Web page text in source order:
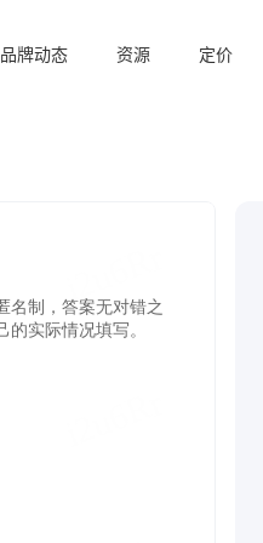
品牌动态 资源 定价